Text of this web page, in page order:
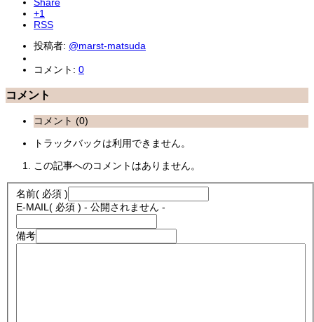
+1
RSS
投稿者: @marst-matsuda
コメント: 0
コメント
コメント (0)
トラックバックは利用できません。
この記事へのコメントはありません。
名前( 必須 )
E-MAIL( 必須 ) - 公開されません -
備考